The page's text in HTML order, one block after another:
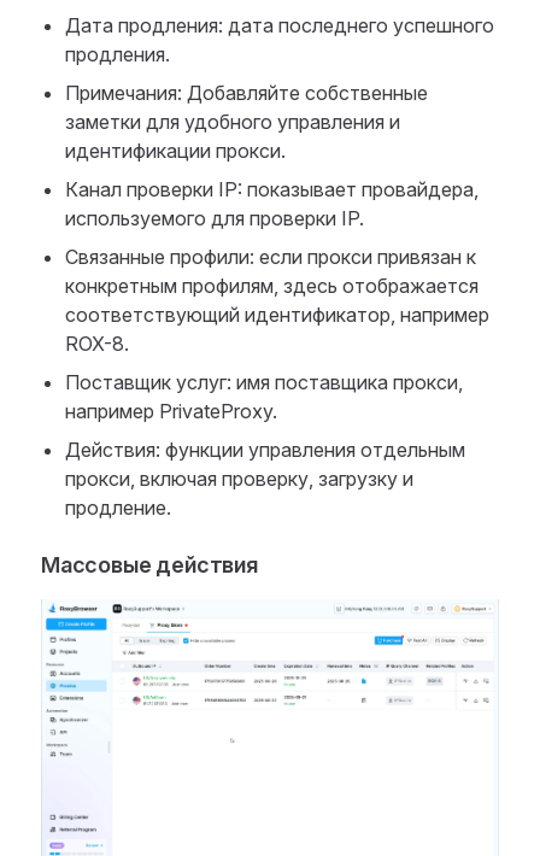
Дата продления: дата последнего успешного
продления.
Примечания: Добавляйте собственные
заметки для удобного управления и
идентификации прокси.
Канал проверки IP: показывает провайдера,
используемого для проверки IP.
Связанные профили: если прокси привязан к
конкретным профилям, здесь отображается
соответствующий идентификатор, например
ROX-8.
Поставщик услуг: имя поставщика прокси,
например PrivateProxy.
Действия: функции управления отдельным
прокси, включая проверку, загрузку и
продление.
Массовые действия